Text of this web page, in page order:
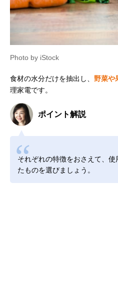
Photo by iStock
食材の水分だけを抽出し、 野菜や
理家電です。
ポイント解説
それぞれの特徴をおさえて、
たものを選びましょう。